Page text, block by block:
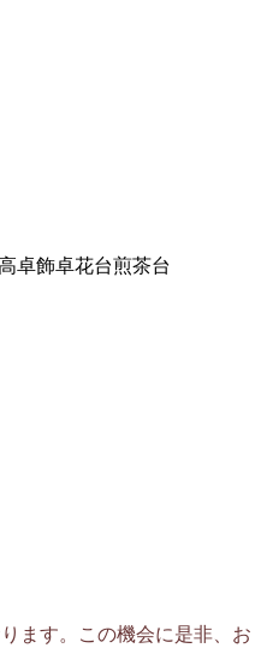
卓飾卓花台煎茶台
ます。この機会に是非、お